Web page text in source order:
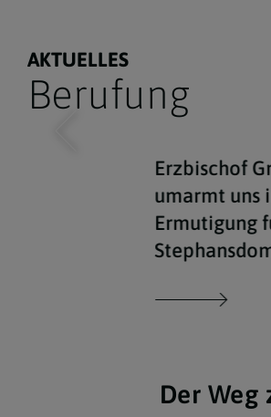
AKTUELLES
Berufung
Erzbischof
umarmt uns
Ermutigung
Der Weg